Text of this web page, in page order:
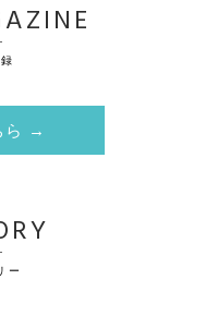
ら →
ー